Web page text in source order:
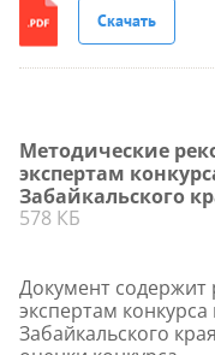
Скачать
Методические
экспертам
Забайкальского
578 КБ
Документ
экспертам
Забайкальского